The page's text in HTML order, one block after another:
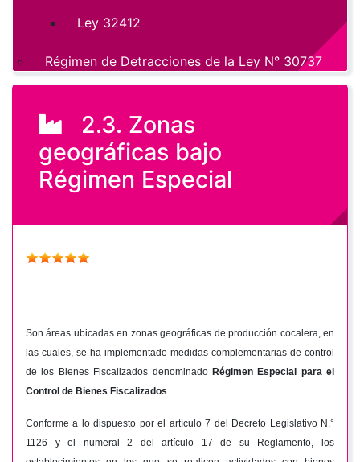
2.3. Zonas
geográficas bajo
Régimen Especial
Son áreas ubicadas en zonas geográficas de producción cocalera, en
las cuales, se ha implementado medidas complementarias de control
de los Bienes Fiscalizados denominado Régimen Especial para el
Control de Bienes Fiscalizados.
Conforme a lo dispuesto por el artículo 7 del Decreto Legislativo N.°
1126 y el numeral 2 del artículo 17 de su Reglamento, los
Ley 32412
Régimen de Detracciones de la Ley N° 30737